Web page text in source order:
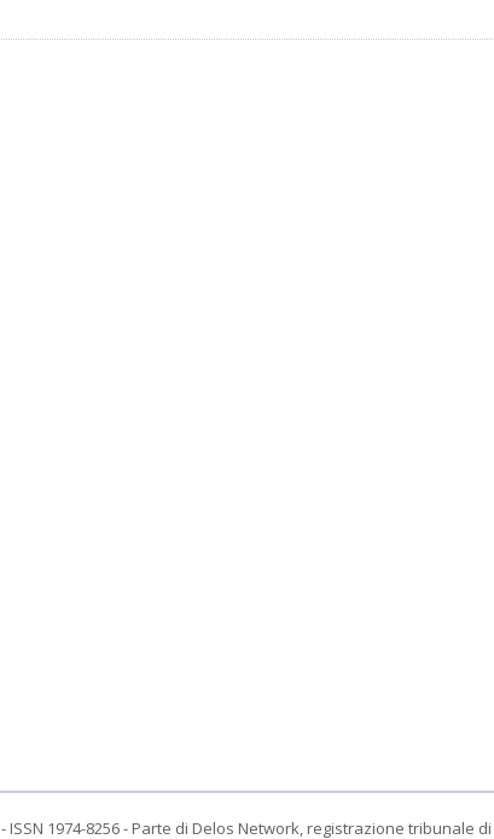
- ISSN 1974-8256 - Parte di Delos Network, registrazione tribunale